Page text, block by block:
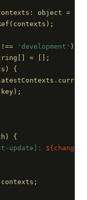
object = {}
!== 'development' )
= [];
{
{
update]: